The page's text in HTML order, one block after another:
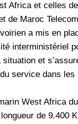
Africa et celles
de Maroc
a mis en
interministériel
situation et
service dans les
West Africa
de 9.400